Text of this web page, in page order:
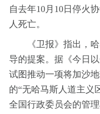
自去年10月10日停火
人死亡。
《卫报》指出，哈
导的提案。据《今日
试图推动一项将加沙
的“无哈马斯人道主义
全国行政委员会的管